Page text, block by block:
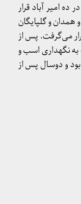
ده امیر آباد قرار
همدان و گلپایگان
می‌گرفت. پس از
که به نگهداری اسب و
اختصاص داشت بدل به سلول انفرادی شد. این زندان تا سال ۱۳۵۰ دائر بود و دوسال پس از